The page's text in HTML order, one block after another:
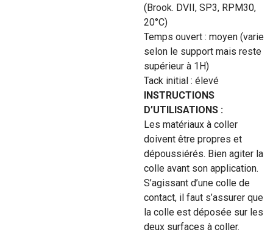
(Brook. DVII, SP3, RPM30,
20°C)
Temps ouvert : moyen (varie
selon le support mais reste
supérieur à 1H)
Tack initial : élevé
INSTRUCTIONS
D’UTILISATIONS :
Les matériaux à coller
doivent être propres et
dépoussiérés. Bien agiter la
colle avant son application.
S’agissant d’une colle de
contact, il faut s’assurer que
la colle est déposée sur les
deux surfaces à coller.